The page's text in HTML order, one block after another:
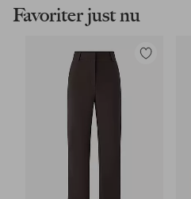
Favoriter just nu
Lägg